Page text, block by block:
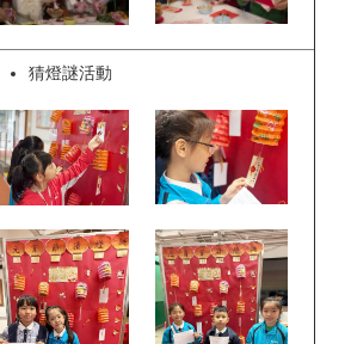
猜燈謎活動